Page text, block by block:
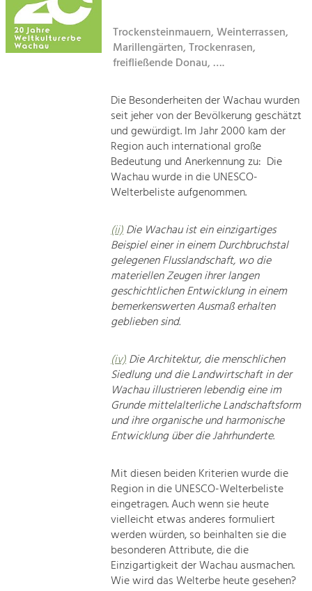
Kirchen am Fluss
Suche
Tourismus
Angebotsentwicklung und
Positionierung.
Kunst & Kultur
Handwerk, Wissenschaft und Forschung.
Soziales, Bildung &
Gleichberechtigung, Jugend und
Klimawandel, öffentlicher Verkehr und
erneuerbare Energie
Steigerung regionaler Wertschöpfung
Trockensteinmauern, Weinterrassen,
Marillengärten, Trockenrasen,
freifließende Donau, ….
Die Besonderheiten der Wachau wurden
seit jeher von der Bevölkerung geschätzt
und gewürdigt. Im Jahr 2000 kam der
Region auch international große
Bedeutung und Anerkennung zu: Die
Wachau wurde in die UNESCO-
Welterbeliste aufgenommen.
(ii)Die Wachau ist ein einzigartiges
Beispiel einer in einem Durchbruchstal
gelegenen Flusslandschaft, wo die
materiellen Zeugen ihrer langen
geschichtlichen Entwicklung in einem
bemerkenswerten Ausmaß erhalten
geblieben sind.
(iv)Die Architektur, die menschlichen
Siedlung und die Landwirtschaft in der
Wachau illustrieren lebendig eine im
Grunde mittelalterliche Landschaftsform
und ihre organische und harmonische
Entwicklung über die Jahrhunderte.
Mit diesen beiden Kriterien wurde die
Region in die UNESCO-Welterbeliste
eingetragen. Auch wenn sie heute
vielleicht etwas anderes formuliert
werden würden, so beinhalten sie die
besonderen Attribute, die die
Einzigartigkeit der Wachau ausmachen.
Wie wird das Welterbe heute gesehen?